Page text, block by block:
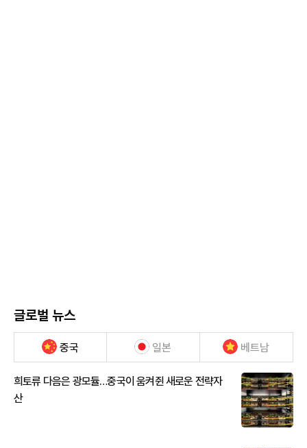
글로벌 뉴스
중국 일본 베트남
희토류 다음은 광모듈…중국이 움켜쥔 새로운 전략자
산